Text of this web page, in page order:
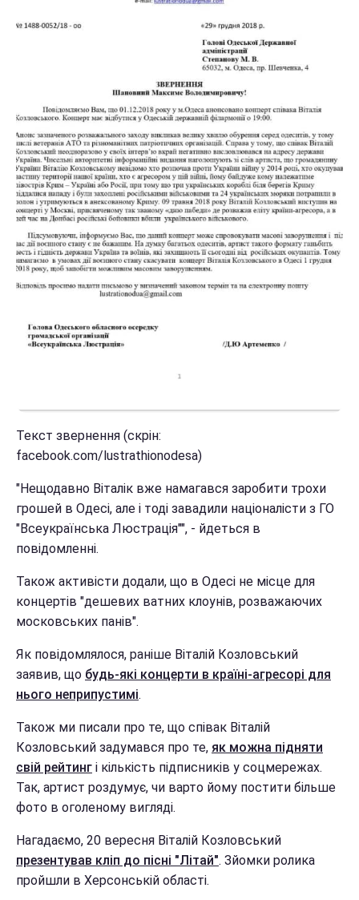
Текст звернення (скрін:
facebook.com/lustrathionodesa)
"Нещодавно Віталік вже намагався заробити трохи
грошей в Одесі, але і тоді завадили націоналісти з ГО
"Всеукраїнська Люстрація"", - йдеться в
повідомленні.
Також активісти додали, що в Одесі не місце для
концертів "дешевих ватних клоунів, розважаючих
московських панів".
Як повідомлялося, раніше Віталій Козловський
заявив, що будь-які концерти в країні-агресорі для
нього неприпустимі.
Також ми писали про те, що співак Віталій
Козловський задумався про те, як можна підняти
свій рейтинг і кількість підписників у соцмережах.
Так, артист роздумує, чи варто йому постити більше
фото в оголеному вигляді.
Нагадаємо, 20 вересня Віталій Козловський
презентував кліп до пісні "Літай". Зйомки ролика
пройшли в Херсонській області.